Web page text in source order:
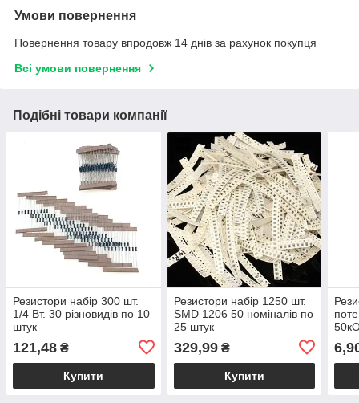
Умови повернення
Повернення товару впродовж 14 днів за рахунок покупця
Всі умови повернення
Подібні товари компанії
Резистори набір 300 шт.
1/4 Вт. 30 різновидів по 10
штук
121,48 ₴
Купити
Резистори набір 1250 шт.
SMD 1206 50 номіналів по
25 штук
329,99₴
Купити